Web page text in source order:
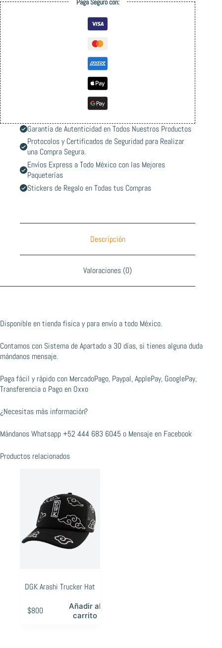
Garantía de Autenticidad en Todos Nuestros Productos
Protocolos y Certificados de Seguridad para Realizar
una Compra Segura.
Envíos Express a Todo México con las Mejores
Paqueterías
Stickers de Regalo en Todas tus Compras
Descripción
Valoraciones (0)
Disponible en tienda física y para envío a todo México.
Contamos con Sistema de Apartado a 30 días, si tienes alguna duda
mándanos mensaje.
Paga fácil y rápido con MercadoPago, Paypal, ApplePay, GooglePay,
Transferencia o Pago en Oxxo
¿Necesitas más información?
Mándanos Whatsapp+52 444 683 6045 o Mensaje en Facebook
Productos relacionados
DGK Arashi Trucker Hat
$800
Añadir al
carrito